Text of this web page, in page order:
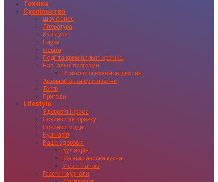
Техніка
Суспільство
Шоу-бізнес
Література
Культура
Наука
Освіта
Події та кримінальна хроніка
Навчальні програми
Психологія взаємовідносин
Автомобіль та суспільство
Театр
Пригоди
Lifestyle
Здоровʼя і краса
Новинки авторинку
Новинки моди
Кулінарія
Ваше здоровʼя
Кулінарія
Вегетаріанська кухня
У світі напоїв
Газети і журнали